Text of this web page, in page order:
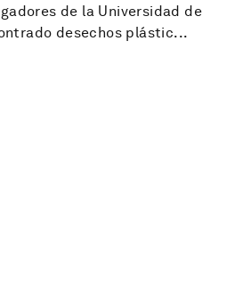
de la Universidad de
desechos plástic...